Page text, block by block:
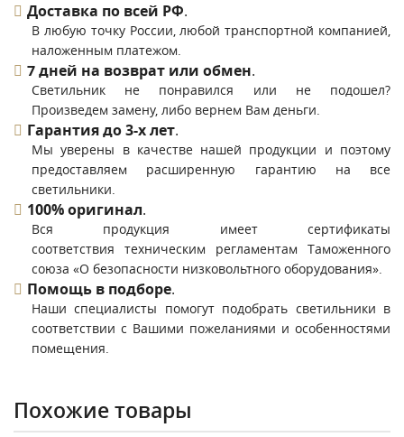
Доставка по всей РФ.
В любую точку России, любой транспортной компанией,
наложенным платежом.
7 дней на возврат или обмен.
Светильник не понравился или не подошел?
Произведем замену, либо вернем Вам деньги.
Гарантия до 3-х лет.
Мы уверены в качестве нашей продукции и поэтому
предоставляем расширенную гарантию на все
светильники.
100% оригинал.
Вся продукция имеет сертификаты
соответствия техническим регламентам Таможенного
союза «О безопасности низковольтного оборудования».
Помощь в подборе.
Наши специалисты помогут подобрать светильники в
соответствии с Вашими пожеланиями и особенностями
помещения.
Похожие товары